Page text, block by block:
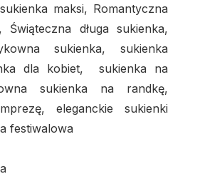
maksi, Romantyczna
Świąteczna długa sukienka,
sukienka, sukienka
dla kobiet, sukienka na
sukienka na randkę,
eleganckie sukienki
festiwalowa